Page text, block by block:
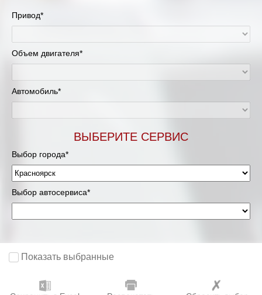
Привод*
Объем двигателя*
Автомобиль*
ВЫБЕРИТЕ СЕРВИС
Выбор города*
Выбор автосервиса*
Показать выбранные